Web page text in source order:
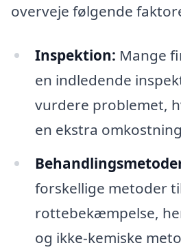
overveje følgende
Inspektion: Mange
en indledende
vurdere problemet,
en ekstra
forskellige metoder
rottebekæmpelse,
og ikke-kemiske